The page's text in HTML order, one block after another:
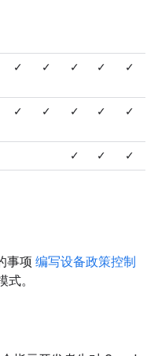
✓ ✓ ✓ ✓ ✓
✓ ✓ ✓ ✓ ✓
✓ ✓ ✓
事项 编写设备政策控制
式。